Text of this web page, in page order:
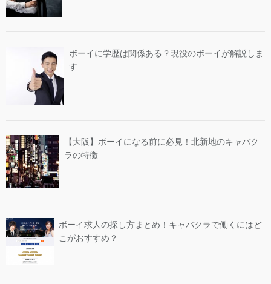
ボーイに学歴は関係ある？現役のボーイが解説しま
す
【大阪】ボーイになる前に必見！北新地のキャバク
ラの特徴
ボーイ求人の探し方まとめ！キャバクラで働くにはど
こがおすすめ？